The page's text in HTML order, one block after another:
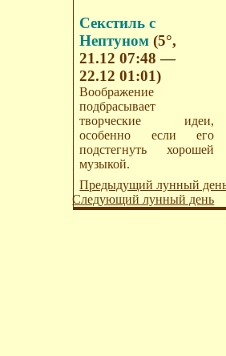
Секстиль с
Нептуном(5°,
21.12 07:48 —
22.12 01:01)
Воображение
подбрасывает
творческие идеи,
особенно если его
подстегнуть хорошей
музыкой.
Предыдущий лунный
Следующий лунный день